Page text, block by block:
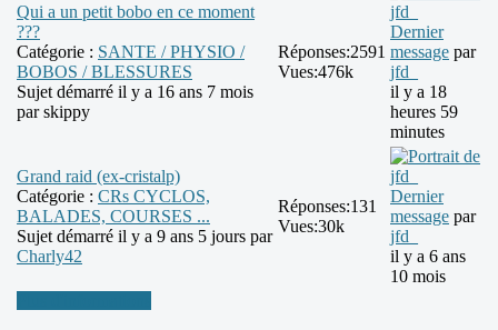
Qui a un petit bobo en ce moment
???
Catégorie : SANTE / PHYSIO /
BOBOS / BLESSURES
Sujet démarré il y a 16 ans 7 mois
parskippy
Réponses:2591
Vues:476k
Dernier
message par
jfd_
il y a 18
heures 59
minutes
Grand raid (ex-cristalp)
Catégorie : CRs CYCLOS,
BALADES, COURSES ...
Sujet démarré il y a 9 ans 5 jours par
Charly42
Réponses:131
Vues:30k
Dernier
message par
jfd_
il y a 6 ans
10 mois